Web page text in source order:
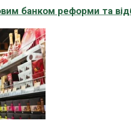
банком реформи та